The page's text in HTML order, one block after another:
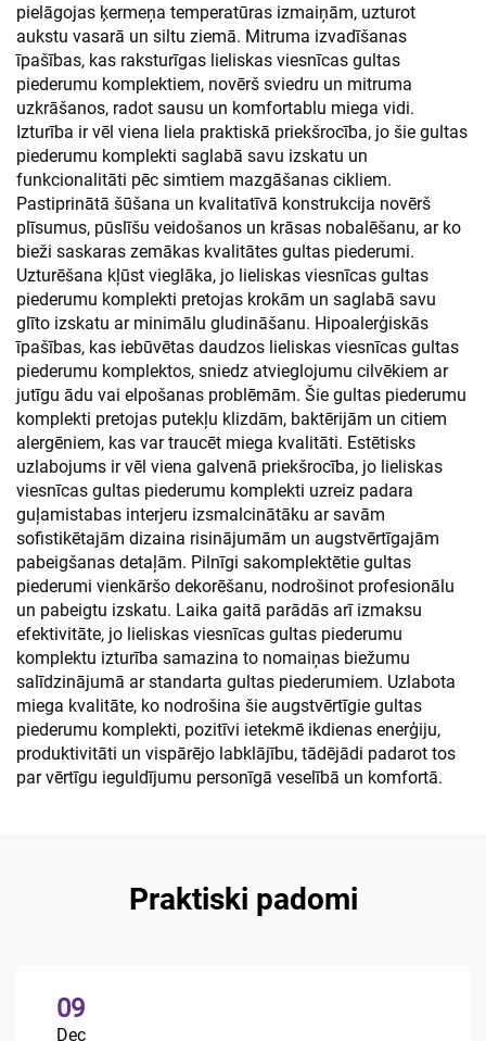
pielāgojas ķermeņa temperatūras izmaiņām, uzturot
aukstu vasarā un siltu ziemā. Mitruma izvadīšanas
īpašības, kas raksturīgas lieliskas viesnīcas gultas
piederumu komplektiem, novērš sviedru un mitruma
uzkrāšanos, radot sausu un komfortablu miega vidi.
Izturība ir vēl viena liela praktiskā priekšrocība, jo šie gultas
piederumu komplekti saglabā savu izskatu un
funkcionalitāti pēc simtiem mazgāšanas cikliem.
Pastiprinātā šūšana un kvalitatīvā konstrukcija novērš
plīsumus, pūslīšu veidošanos un krāsas nobalēšanu, ar ko
bieži saskaras zemākas kvalitātes gultas piederumi.
Uzturēšana kļūst vieglāka, jo lieliskas viesnīcas gultas
piederumu komplekti pretojas krokām un saglabā savu
glīto izskatu ar minimālu gludināšanu. Hipoalerģiskās
īpašības, kas iebūvētas daudzos lieliskas viesnīcas gultas
piederumu komplektos, sniedz atvieglojumu cilvēkiem ar
jutīgu ādu vai elpošanas problēmām. Šie gultas piederumu
komplekti pretojas putekļu klizdām, baktērijām un citiem
alergēniem, kas var traucēt miega kvalitāti. Estētisks
uzlabojums ir vēl viena galvenā priekšrocība, jo lieliskas
viesnīcas gultas piederumu komplekti uzreiz padara
guļamistabas interjeru izsmalcinātāku ar savām
sofistikētajām dizaina risinājumām un augstvērtīgajām
pabeigšanas detaļām. Pilnīgi sakomplektētie gultas
piederumi vienkāršo dekorēšanu, nodrošinot profesionālu
un pabeigtu izskatu. Laika gaitā parādās arī izmaksu
efektivitāte, jo lieliskas viesnīcas gultas piederumu
komplektu izturība samazina to nomaiņas biežumu
salīdzinājumā ar standarta gultas piederumiem. Uzlabota
miega kvalitāte, ko nodrošina šie augstvērtīgie gultas
piederumu komplekti, pozitīvi ietekmē ikdienas enerģiju,
produktivitāti un vispārējo labklājību, tādējādi padarot tos
par vērtīgu ieguldījumu personīgā veselībā un komfortā.
Praktiski padomi
09
Dec